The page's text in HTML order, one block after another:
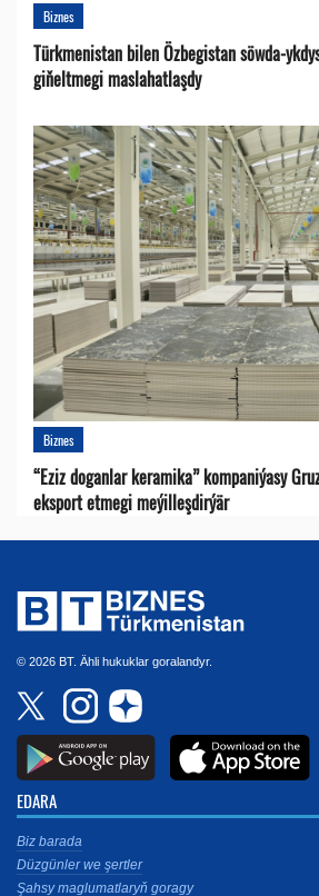
Biznes
Türkmenistan bilen Özbegistan söwda-
giňeltmegi maslahatlaşdy
Biznes
“Eziz doganlar keramika” kompaniýasy
eksport etmegi meýilleşdirýär
© 2026 BT. Ähli hukuklar goralandyr.
EDARA
Biz barada
Düzgünler we şertler
Şahsy maglumatlaryň goragy